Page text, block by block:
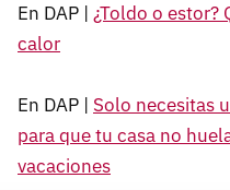
En DAP | ¿Toldo o estor?
calor
En DAP | Solo necesitas
para que tu casa no
vacaciones